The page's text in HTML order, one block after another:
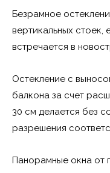
Безрамное
вертикальных стоек,
встречается в
Остекление с
балкона за счет
30 см делается без
разрешения
Панорамные окна от